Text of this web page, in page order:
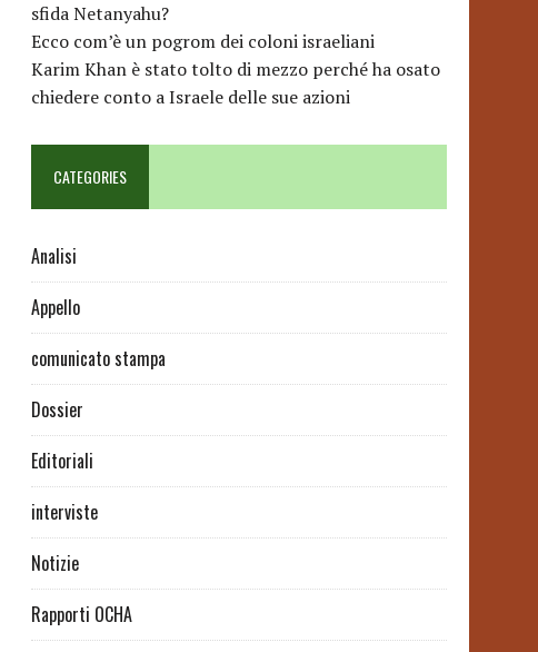
sfida Netanyahu?
Ecco com’è un pogrom dei coloni israeliani
Karim Khan è stato tolto di mezzo perché ha osato
chiedere conto a Israele delle sue azioni
CATEGORIES
Analisi
Appello
comunicato stampa
Dossier
Editoriali
interviste
Notizie
Rapporti OCHA